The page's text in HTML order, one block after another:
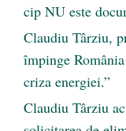
cip NU este
Claudiu Târziu,
împinge
criza energiei.”
Claudiu Târziu